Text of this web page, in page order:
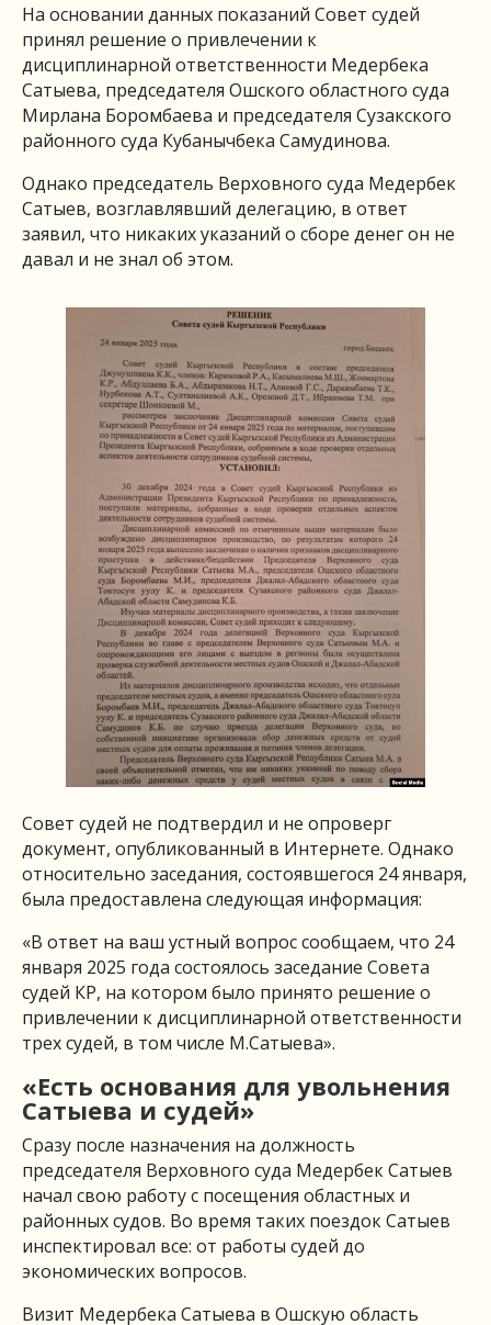
На основании данных показаний Совет судей
принял решение о привлечении к
дисциплинарной ответственности Медербека
Сатыева, председателя Ошского областного суда
Мирлана Боромбаева и председателя Сузакского
районного суда Кубанычбека Самудинова.
Однако председатель Верховного суда Медербек
Сатыев, возглавлявший делегацию, в ответ
заявил, что никаких указаний о сборе денег он не
давал и не знал об этом.
Совет судей не подтвердил и не опроверг
документ, опубликованный в Интернете. Однако
относительно заседания, состоявшегося 24 января,
была предоставлена следующая информация:
«В ответ на ваш устный вопрос сообщаем, что 24
января 2025 года состоялось заседание Совета
судей КР, на котором было принято решение о
привлечении к дисциплинарной ответственности
трех судей, в том числе М.Сатыева».
«Есть основания для увольнения
Сатыева и судей»
Сразу после назначения на должность
председателя Верховного суда Медербек Сатыев
начал свою работу с посещения областных и
районных судов. Во время таких поездок Сатыев
инспектировал все: от работы судей до
экономических вопросов.
Визит Медербека Сатыева в Ошскую область